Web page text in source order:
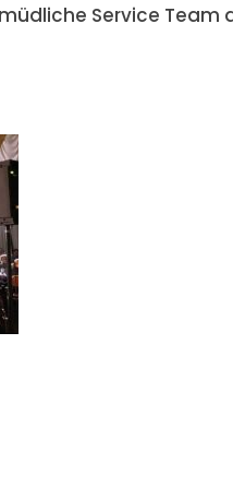
Service Team